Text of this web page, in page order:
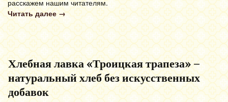
расскажем нашим читателям.
Читать далее →
Хлебная лавка «Троицкая трапеза» –
натуральный хлеб без искусственных
добавок